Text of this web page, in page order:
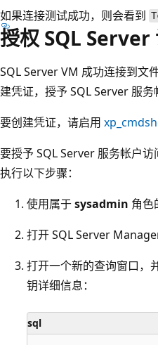
如果连接测试成功，则会看到
授权 SQL Server
SQL Server VM 成功连接到文
建凭证，授予 SQL Server 服务
要创建凭证，请启用
要授予 SQL Server 服务帐户
执行以下步骤：
使用属于sysadmin 角色
打开 SQL Server
打开一个新的查询窗口，
钥详细信息：
sql